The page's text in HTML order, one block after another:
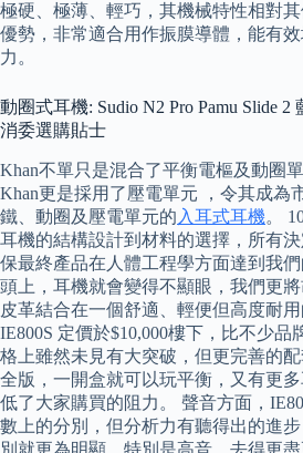
極硬、極薄、輕巧，其機械特性相對
優勢，非常適合用作振膜導體，能有
力。
動圈式耳機: Sudio N2 Pro Pamu Slide 2
消委選購貼士
Khan不單只是混合了平衡電樞及動圈
Khan更是採用了壓電單元 ，令其成為
鐵、動圈及壓電單元的 入耳式耳機。
耳機的結構設計到材料的選擇，所有
保最終產品在人體工程學方面達到我
頭上，耳機就會變得不顯眼，我們更
皮革結合在一個舒適、輕便但高度耐用
IE800S 定價於$10,000樓下，比不少品
格上雖然未見有大突破，但更完善的
全版，一開盒就可以玩平衡，又有更
低了大家購買的阻力。 聲音方面，
數上的分別，但分析力有聽得出的進